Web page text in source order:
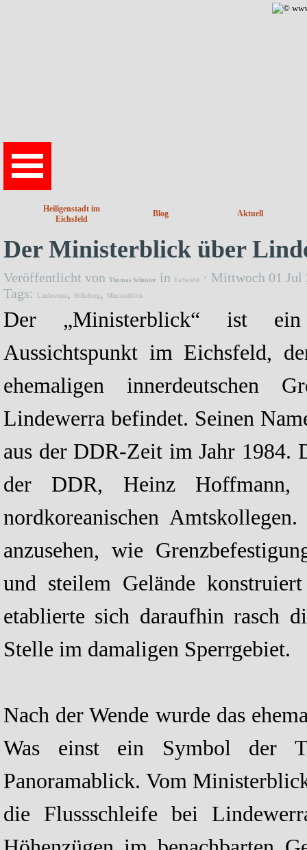
Heiligenstadt im
Eichsfeld
Blog Aktuell
Der Ministerblick über
Veröffentlicht von Thomas Schuster in Eichsfeld
· Mittwoch 01 Jul
Tags:
Lindewerra, Höheberg , Ministerblick
Der „Ministerblick“ ist ein
Aussichtspunkt im Eichsfeld,
ehemaligen innerdeutschen
Lindewerra befindet. Seinen
aus der DDR-Zeit im Jahr 1984.
der DDR, Heinz
nordkoreanischen
anzusehen, wie
und steilem Gelände
etablierte sich daraufhin rasch
Stelle im damaligen Sperrgebiet.
Nach der Wende wurde das
Was einst ein Symbol der
Panoramablick. Vom
die Flussschleife bei